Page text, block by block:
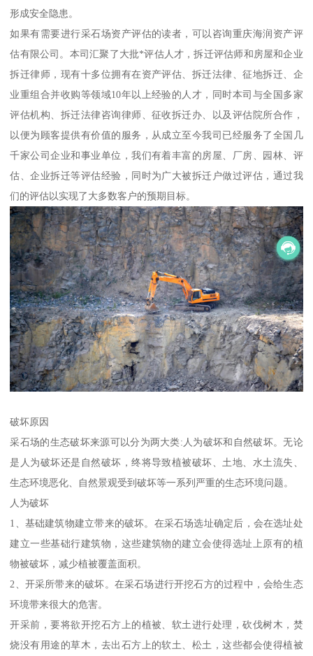
形成安全隐患。
如果有需要进行采石场资产评估的读者，可以咨询重庆海润资产评
估有限公司。本司汇聚了大批*评估人才，拆迁评估师和房屋和企业
拆迁律师，现有十多位拥有在资产评估、拆迁法律、征地拆迁、企
业重组合并收购等领域10年以上经验的人才，同时本司与全国多家
评估机构、拆迁法律咨询律师、征收拆迁办、以及评估院所合作，
以便为顾客提供有价值的服务，从成立至今我司已经服务了全国几
千家公司企业和事业单位，我们有着丰富的房屋、厂房、园林、评
估、企业拆迁等评估经验，同时为广大被拆迁户做过评估，通过我
们的评估以实现了大多数客户的预期目标。
破坏原因
采石场的生态破坏来源可以分为两大类:人为破坏和自然破坏。无论
是人为破坏还是自然破坏，终将导致植被破坏、土地、水土流失、
生态环境恶化、自然景观受到破坏等一系列严重的生态环境问题。
人为破坏
1、基础建筑物建立带来的破坏。在采石场选址确定后，会在选址处
建立一些基础行建筑物，这些建筑物的建立会使得选址上原有的植
物被破坏，减少植被覆盖面积。
2、开采所带来的破坏。在采石场进行开挖石方的过程中，会给生态
环境带来很大的危害。
开采前，要将欲开挖石方上的植被、软土进行处理，砍伐树木，焚
烧没有用途的草木，去出石方上的软土、松土，这些都会使得植被